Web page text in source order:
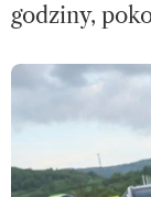
godziny,